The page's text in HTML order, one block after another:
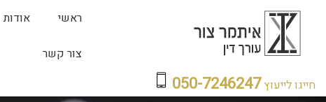
ראשי אודות
צור קשר
חייגו לייעוץ050-7246247